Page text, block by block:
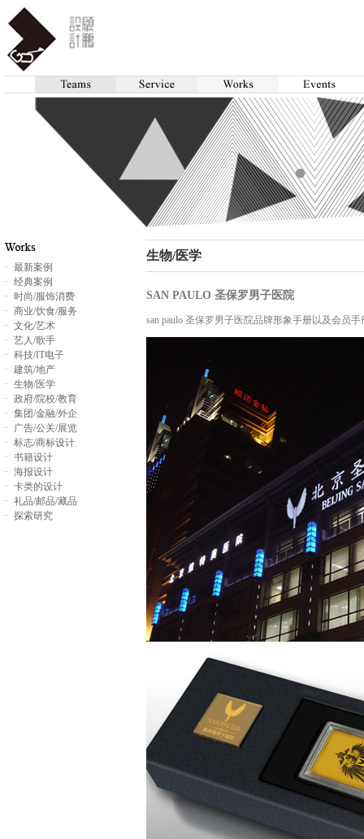
最新案例
经典案例
时尚/服饰消费
商业/饮食/服务
文化/艺术
艺人/歌手
科技/IT电子
建筑/地产
生物/医学
政府/院校/教育
集团/金融/外企
广告/公关/展览
标志/商标设计
书籍设计
海报设计
卡类的设计
礼品/邮品/藏品
探索研究
生物/医学
SAN PAULO 圣保罗男子医院
san paulo 圣保罗男子医院品牌形象手册以及会员